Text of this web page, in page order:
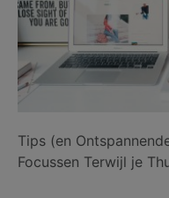
Tips (en
Focussen Terwijl je